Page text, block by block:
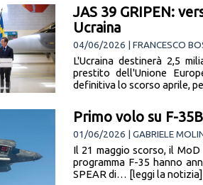
JAS 39 GRIPEN:
Ucraina
04/06/2026 | FRANCESCO
L'Ucraina destinerà 2,5
prestito dell'Unione
definitiva lo scorso aprile,
Primo volo su F-
01/06/2026 | GABRIELE
Il 21 maggio scorso, il
programma F-35 hanno
SPEAR di… [leggi la notizia]